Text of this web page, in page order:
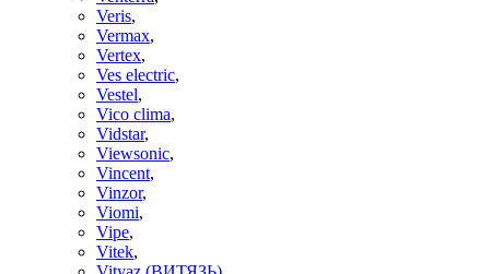
Veris,
Vermax,
Vertex,
Ves electric,
Vestel,
Vico clima,
Vidstar,
Viewsonic,
Vincent,
Vinzor,
Viomi,
Vipe,
Vitek,